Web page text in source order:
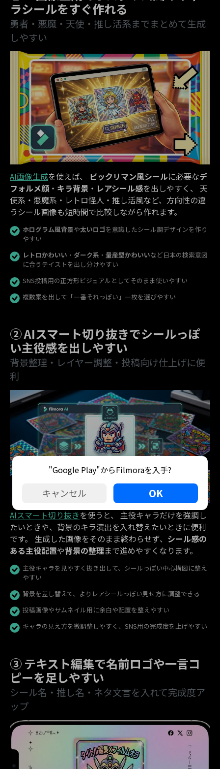
ラシールをすぐ作れる
勇者・悪魔・天使・推し活系までまとめて生成
しやすい
AI画像生成を使えば、 ビックリマン風シールに必要なデ
フォルメ顔 ・ キラ背景 ・ レアシール感を出しやすく、 天
使系・悪魔系・レトロ怪人・推し活風など、方向性の違
うシール画像も短時間で比較しながら作れます。
ホログラム風背景や太いロゴを意識したシール調デザインを作り
やすい
レトロかわいい ・ ダーク系 ・ 量産型かわいいなど日本の検索意図
に合うテイストを出し分けやすい
SNS投稿用の正方形ビジュアルとしてそのまま使いやすい
複数案を出して「一番それっぽい」一枚を選びやすい
② AIスマート切り抜きでシールっぽ
い主役感を出しやすい
背景整理・レイヤー調整・投稿向け仕上げに便
利
AIスマート切り抜きを使うと、 主役キャラだけを強調し
たいときや、背景のキラ演出を入れ替えたいときに便利
です。 生成した画像をそのまま終わらせず、 シール感の
ある主役配置や背景の整理まで進めやすくなります。
主役キャラを見やすく抜き出して、シールっぽい中心構図に整え
やすい
背景を差し替えて、よりレアシールっぽい見せ方に調整できる
投稿画像やサムネイル用に余白や配置を整えやすい
キャラの見え方を微調整しやすく、SNS用の完成度を上げやすい
③ テキスト編集で名前ロゴや一言コ
ピーを足しやすい
シール名・推し名・ネタ文言を入れて完成度ア
ップ
"Google Play"からFilmoraを入手?
キャンセル OK